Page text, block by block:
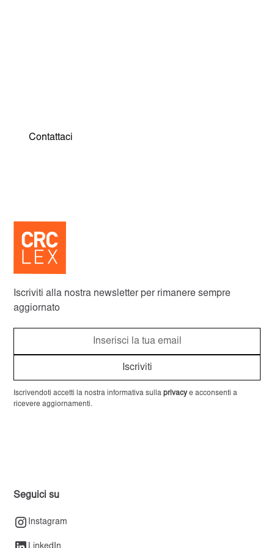
Contattaci
Iscriviti alla nostra newsletter per rimanere sempre
aggiornato
Iscrivendoti accetti la nostra informativa sullaprivacy e acconsenti a
ricevere aggiornamenti.
Seguici su
Instagram